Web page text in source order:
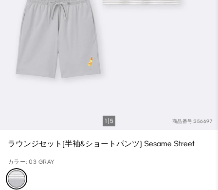
商品番号:356697
1 5
ラウンジセット(半袖&ショートパンツ) Sesame Street
カラー: 03 GRAY